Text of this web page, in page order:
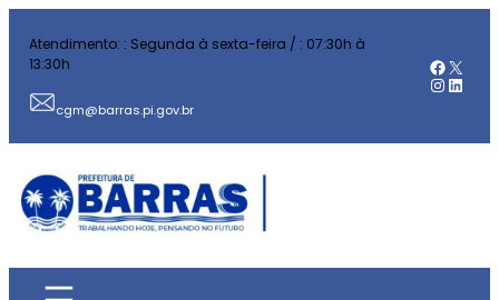
Atendimento: : Segunda à sexta-feira / : 07:30h à
13:30h
cgm@barras.pi.gov.br
X